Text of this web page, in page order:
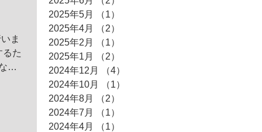
ま
た
い
2025年5月
（1）
2025年4月
（2）
2025年2月
（1）
2025年1月
（2）
2024年12月
（4）
2024年10月
（1）
2024年8月
（2）
2024年7月
（1）
2024年4月
（1）